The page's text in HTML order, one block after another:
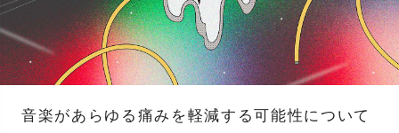
音楽があらゆる痛みを軽減する可能性について